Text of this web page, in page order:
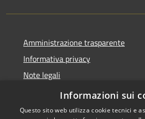
Amministrazione trasparente
Informativa privacy
Note legali
Dichiarazione di accessibilità
Informazioni sui
Questo sito web utilizza cookie tecnici e